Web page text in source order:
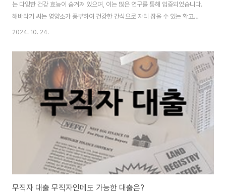
는 다양한 건강 효능이 숨겨져 있으며, 이는 많은 연구를 통해 입증되었습니다.
해바라기 씨는 영양소가 풍부하여 건강한 간식으로 자리 잡을 수 있는 확고한
이유가 있습니다. 이번 포스트에서는 해바라기 씨의 효능과 그로 인해 건강한
인가요?해바라기 씨는 해바라기 꽃에서 얻는 씨앗입니다. 이 씨앗은 고소하고
크unchy 한 식감으로 인해 많은 사람들이 즐겨 먹습니다. 해바라기 씨는 영양
소가 풍부하여 건강에 유익한 여러 성분을 함유하고 있습니다. 그 중 단백질, 건
강한 지방, 비타민 E, 미네랄 및 여러 종류의 항산화 물질이 있습니다.해바라기
씨는 매우 다양한 방..
2024. 10. 24.
무직자 대출 무직자인데도 가능한 대출은?